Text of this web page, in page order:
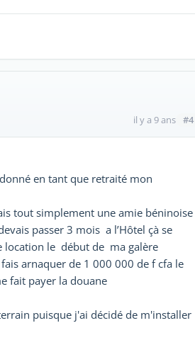
il y a 9 ans #4
en tant que retraité mon
tout simplement une amie béninoise
passer 3 mois a l’Hôtel çà se
location le début de ma galère
arnaquer de 1 000 000 de f cfa le
fait payer la douane
puisque j'ai décidé de m'installer